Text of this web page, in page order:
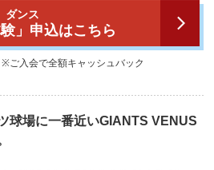
ダンス
験」申込はこちら
※ご入会で全額キャッシュバック
球場に一番近いGIANTS VENUS